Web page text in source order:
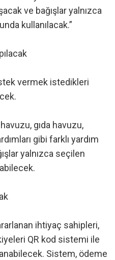
ve bağışlar yalnızca
kullanılacak.”
vermek istedikleri
gıda havuzu,
gibi farklı yardım
yalnızca seçilen
ihtiyaç sahipleri,
QR kod sistemi ile
Sistem, ödeme